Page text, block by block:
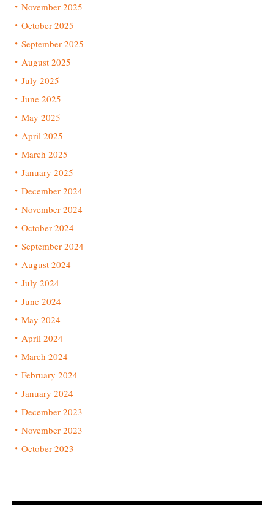
November 2025
October 2025
September 2025
August 2025
July 2025
June 2025
May 2025
April 2025
March 2025
January 2025
December 2024
November 2024
October 2024
September 2024
August 2024
July 2024
June 2024
May 2024
April 2024
March 2024
February 2024
January 2024
December 2023
November 2023
October 2023